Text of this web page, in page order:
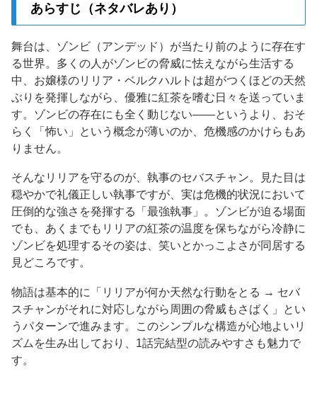
あらすじ（ネタバレあり）
舞台は、ゾンビ（アンデッド）が当たり前のように存在す
る世界。多くの人がゾンビの脅威に怯えながら生活する
中、お嬢様のリリア・ベルクハルトは超がつくほどの天然
ぶりを発揮しながら、優雅に紅茶を嗜む日々を送っていま
す。ゾンビの存在にも全く動じない——というより、おそ
らく「怖い」という概念が薄いのか、危機感のかけらもあ
りません。
そんなリリアを守るのが、執事のセバスチャン。見た目は
穏やかで礼儀正しい執事ですが、実は危機的状況において
圧倒的な強さを発揮する「最強執事」。ゾンビが迫る場面
でも、あくまでもリリアの紅茶の温度を保ちながら冷静に
ゾンビを処理するその姿は、笑いとかっこよさが同居する
見どころです。
物語は基本的に「リリアが何か天然な行動をとる → セバ
スチャンがそれに対応しながら周囲の脅威もさばく」とい
うパターンで進みます。このシンプルな構造が心地よいリ
ズムを生み出しており、1話完結型の読みやすさも魅力で
す。